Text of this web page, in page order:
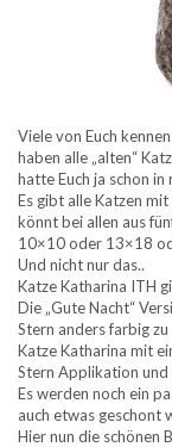
Viele von Euch
haben alle „alten“
hatte Euch ja schon in
Es gibt alle Katzen
könnt bei allen aus
10×10 oder 13×18
Und nicht nur das..
Katze Katharina ITH
Die „Gute Nacht“
Stern anders farbig zu
Katze Katharina mit
Stern Applikation
Es werden noch ein
auch etwas geschont
Hier nun die schönen